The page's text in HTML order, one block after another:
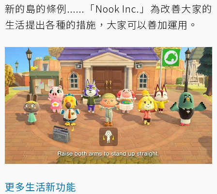
新的島的條例......「Nook Inc.」為改善大家的
生活提出各種的措施，大家可以善加運用。
更多生活新功能